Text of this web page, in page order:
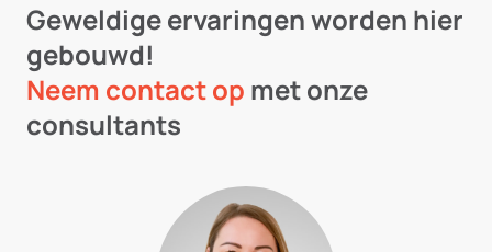
Geweldige ervaringen worden hier
gebouwd!
Neem contact op met onze
consultants